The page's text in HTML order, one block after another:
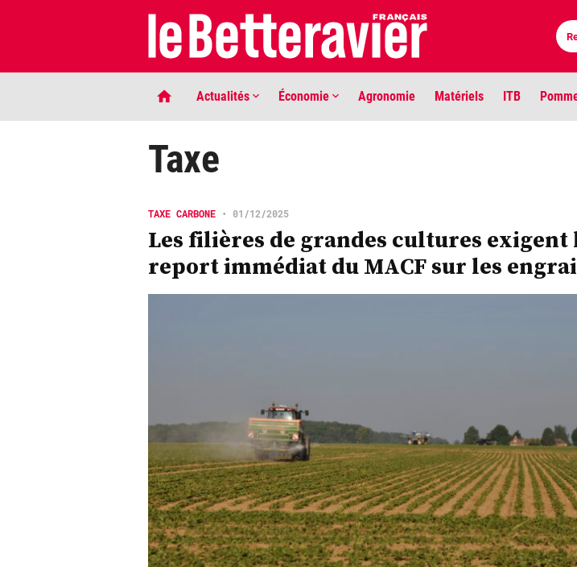
Actualités Économie Agronomie Matériels ITB
Taxe
TAXE CARBONE • 01/12/2025
Les filières de grandes cultures exigent
report immédiat du MACF sur les